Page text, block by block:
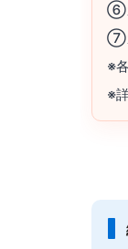
⑥
⑦
※
※